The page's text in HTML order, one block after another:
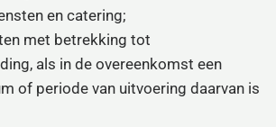
en catering;
met betrekking tot
als in de overeenkomst een
of periode van uitvoering daarvan is